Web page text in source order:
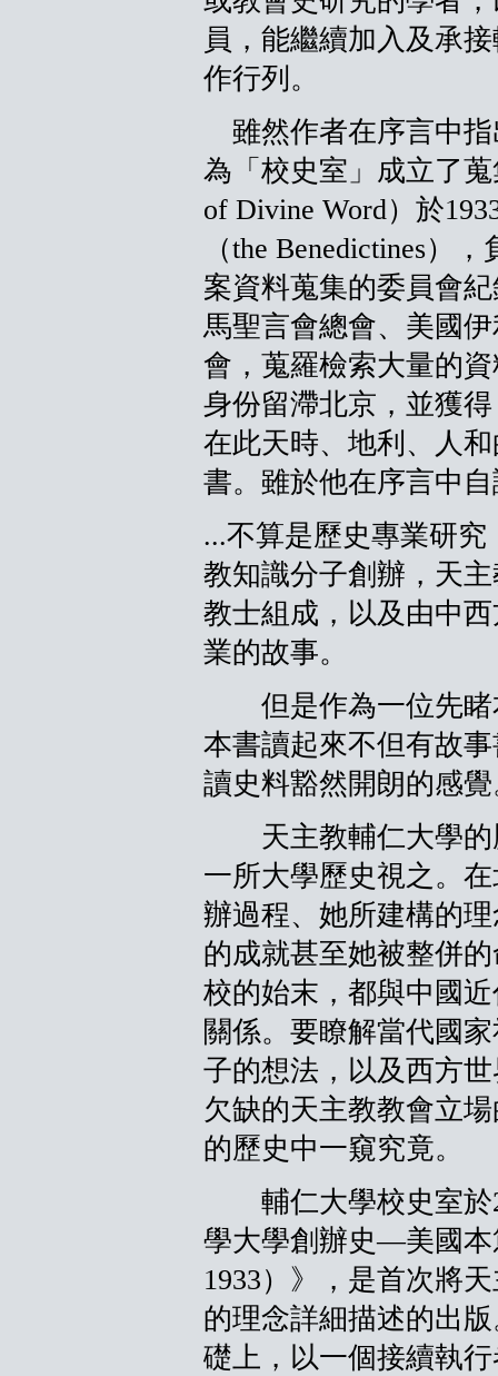
員，能繼續加入及承
作行列。
雖然作者在序言中指
為「校史室」成立了
of Divine Word）於
（the Benedictines）
案資料蒐集的委員會
馬聖言會總會、美國
會，蒐羅檢索大量的
身份留滯北京，並獲
在此天時、地利、人
書。雖於他在序言中
...不算是歷史專業研
教知識分子創辦，天
教士組成，以及由中
業的故事。
但是作為一位先睹
本書讀起來不但有故
讀史料豁然開朗的感覺
天主教輔仁大學的
一所大學歷史視之。
辦過程、她所建構的
的成就甚至她被整併
校的始末，都與中國
關係。要瞭解當代國
子的想法，以及西方
欠缺的天主教教會立
的歷史中一窺究竟。
輔仁大學校史室於
學大學創辦史—美國本
1933）》，是首次將
的理念詳細描述的出
礎上，以一個接續執